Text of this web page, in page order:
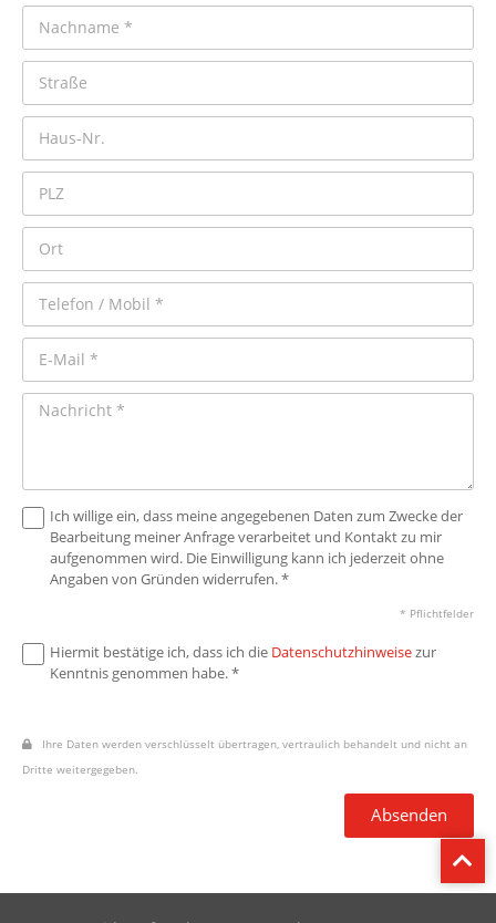
Ich willige ein, dass meine angegebenen Daten zum Zwecke der
Bearbeitung meiner Anfrage verarbeitet und Kontakt zu mir
aufgenommen wird. Die Einwilligung kann ich jederzeit ohne
Angaben von Gründen widerrufen. *
* Pflichtfelder
Hiermit bestätige ich, dass ich die Datenschutzhinweisezur
Kenntnis genommen habe. *
Ihre Daten werden verschlüsselt übertragen, vertraulich behandelt und nicht an
Dritte weitergegeben.
Absenden